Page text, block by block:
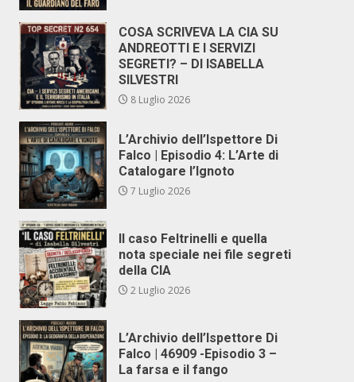
COSA SCRIVEVA LA CIA SU
ANDREOTTI E I SERVIZI
SEGRETI? – DI ISABELLA
SILVESTRI
8 Luglio 2026
L’Archivio dell’Ispettore Di
Falco | Episodio 4: L’Arte di
Catalogare l’Ignoto
7 Luglio 2026
Il caso Feltrinelli e quella
nota speciale nei file segreti
della CIA
2 Luglio 2026
L’Archivio dell’Ispettore Di
Falco | 46909 -Episodio 3 –
La farsa e il fango